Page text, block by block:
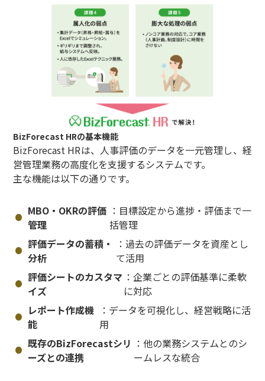
BizForecast HRの基本機能
BizForecast HRは、人事評価のデータを一元管理し、経
営管理業務の高度化を支援するシステムです。
主な機能は以下の通りです。
MBO・OKRの評価
管理
：目標設定から進捗・評価まで一
括管理
評価データの蓄積・
分析
：過去の評価データを資産とし
て活用
評価シートのカスタマ
イズ
：企業ごとの評価基準に柔軟
に対応
レポート作成機
能
：データを可視化し、経営戦略に活
用
既存のBizForecastシリ
ーズとの連携
：他の業務システムとのシ
ームレスな統合